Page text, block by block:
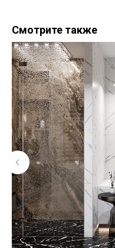
Смотрите также